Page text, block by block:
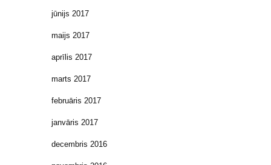
jūnijs 2017
maijs 2017
aprīlis 2017
marts 2017
februāris 2017
janvāris 2017
decembris 2016